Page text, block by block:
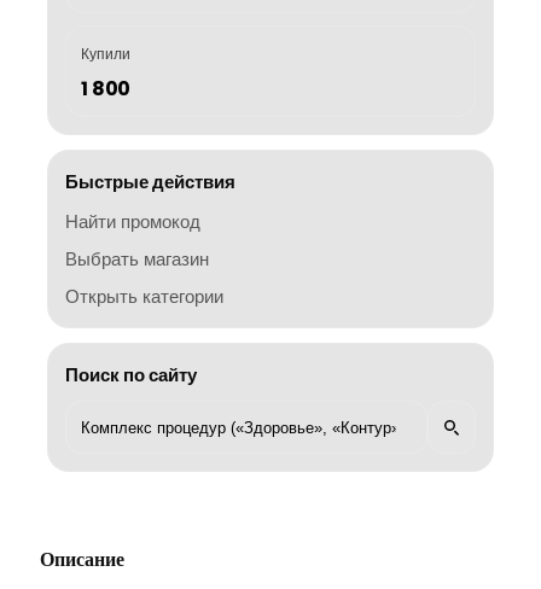
Купили
1 800
Быстрые действия
Найти промокод
Выбрать магазин
Открыть категории
Поиск по сайту
Описание